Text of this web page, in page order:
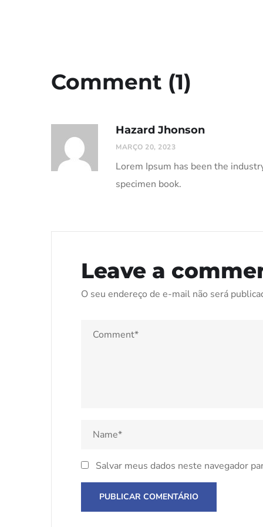
Comment (1)
Hazard Jhonson
MARÇO 20, 2023
Lorem Ipsum has been the
specimen book.
Leave a
O seu endereço de e-mail não será
Salvar meus dados neste navegador